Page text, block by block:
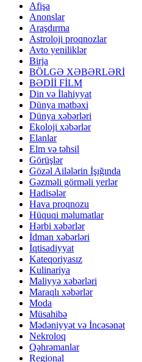
Afişa
Anonslar
Araşdırma
Astroloji proqnozlar
Avto yeniliklər
Birja
BÖLGƏ XƏBƏRLƏRİ
BƏDİİ FİLM
Din və İlahiyyat
Dünya mətbəxi
Dünya xəbərləri
Ekoloji xəbərlər
Elanlar
Elm və təhsil
Görüşlər
Gözəl Ailələrin İşığında
Gəzməli görməli yerlər
Hadisələr
Hava proqnozu
Hüquqi məlumatlar
Hərbi xəbərlər
İdman xəbərləri
İqtisadiyyat
Kateqoriyasız
Kulinariya
Maliyyə xəbərləri
Maraqlı xəbərlər
Moda
Müsahibə
Mədəniyyət və İncəsənət
Nekroloq
Qəhrəmanlar
Regional